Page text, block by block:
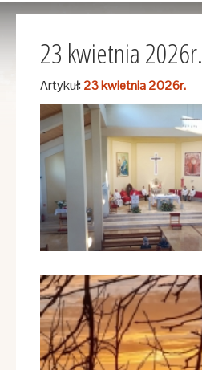
23 kwietnia 2026r.
Artykuł:23 kwietnia 2026r.